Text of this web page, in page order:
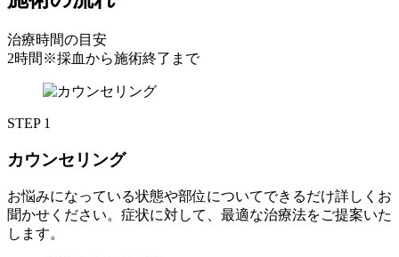
治療時間の目安
2時間 ※採血から施術終了まで
STEP 1
カウンセリング
お悩みになっている状態や部位についてできるだけ詳しくお
聞かせください。症状に対して、最適な治療法をご提案いた
します。